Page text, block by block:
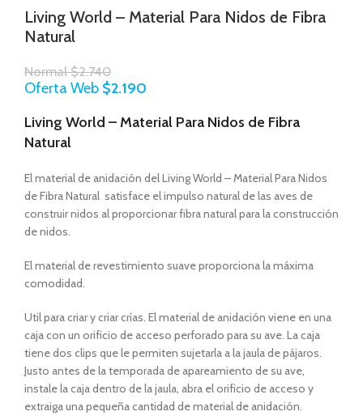
Living World – Material Para Nidos de Fibra
Natural
Normal$2.740
Oferta Web $2.190
Living World – Material Para Nidos de Fibra
Natural
El material de anidación del Living World – Material Para Nidos
de Fibra Natural satisface el impulso natural de las aves de
construir nidos al proporcionar fibra natural para la construcción
de nidos.
El material de revestimiento suave proporciona la máxima
comodidad.
Util para criar y criar crías. El material de anidación viene en una
caja con un orificio de acceso perforado para su ave. La caja
tiene dos clips que le permiten sujetarla a la jaula de pájaros.
Justo antes de la temporada de apareamiento de su ave,
instale la caja dentro de la jaula, abra el orificio de acceso y
extraiga una pequeña cantidad de material de anidación.